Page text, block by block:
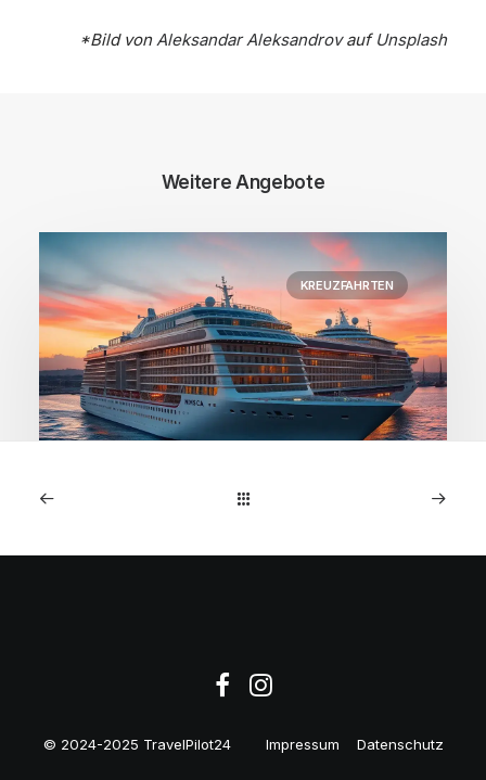
*Bild vonAleksandar Aleksandrovauf Unsplash
Weitere Angebote
KREUZFAHRTEN
1. Januar 2026
© 2024-2025 TravelPilot24 Impressum Datenschutz